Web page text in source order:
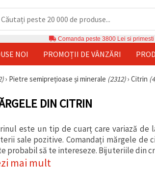
Comanda peste 3800 Lei si primesti
NOI PROMOȚII DE VÂNZĂRI
› Pietre semiprețioase și minerale (2312)› Citrin
DIN CITRIN
este un tip de cuarț care variază de
sale pozitive. Comandați mărgele de
probabil să te intereseze. Bijuteriile din
mai mult